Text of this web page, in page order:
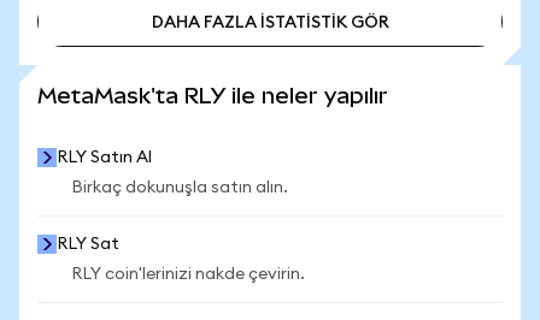
DAHA FAZLA İSTATİSTİK GÖR
MetaMask'ta RLY ile neler yapılır
RLY Satın Al
Birkaç dokunuşla satın alın.
RLY Sat
RLY coin'lerinizi nakde çevirin.